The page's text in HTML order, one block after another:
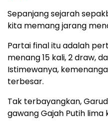
Sepanjang sejarah
kita memang jarang
Partai final itu adalah
menang 15 kali, 2 draw,
Istimewanya,
terbesar.
Tak terbayangkan,
gawang Gajah Putih lima